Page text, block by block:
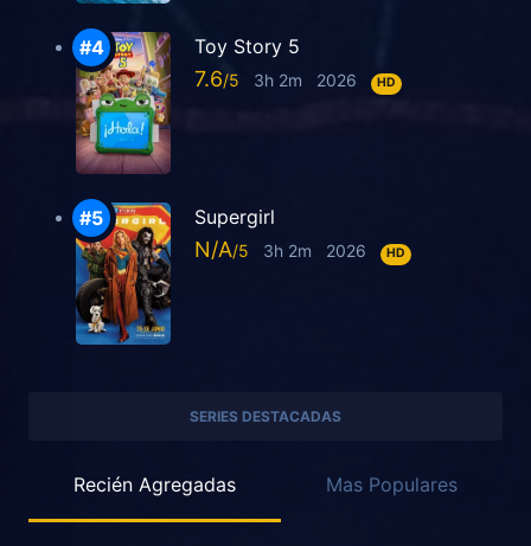
Toy Story 5
7.6 3h 2m 2026 HD
Supergirl
N/A 3h 2m 2026 HD
SERIES DESTACADAS
Recién Agregadas Mas Populares